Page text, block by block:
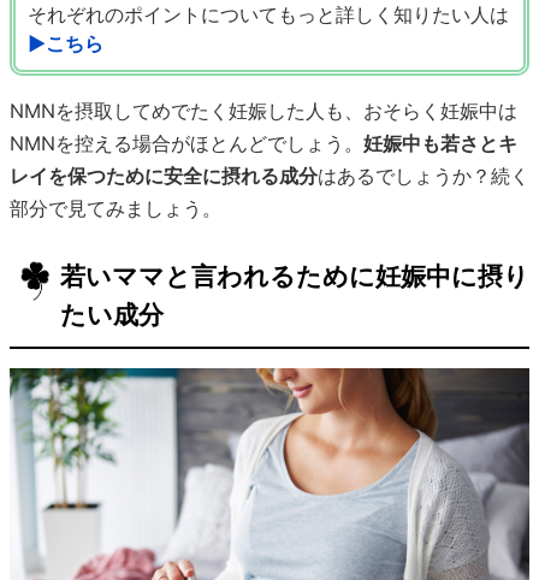
それぞれのポイントについてもっと詳しく知りたい人は
▶こちら
NMNを摂取してめでたく妊娠した人も、おそらく妊娠中は
NMNを控える場合がほとんどでしょう。 妊娠中も若さとキ
レイを保つために安全に摂れる成分はあるでしょうか？続く
部分で見てみましょう。
若いママと言われるために妊娠中に摂り
たい成分